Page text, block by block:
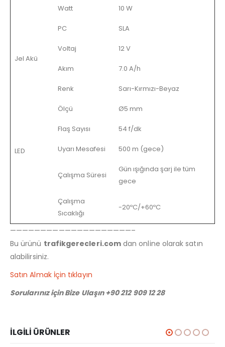
Watt 10 W
PC SLA
Jel Akü
Voltaj 12 V
Akım 7.0 A/h
LED
Renk Sarı-Kırmızı-Beyaz
Ölçü Ø5 mm
Flaş Sayısı 54 f/dk
Uyarı Mesafesi 500 m (gece)
Çalışma Süresi
Gün ışığında şarj ile tüm
gece
Çalışma
Sıcaklığı
-20ºC/+60ºC
————————————————————–
Bu ürünü trafikgerecleri.comdan online olarak satın
alabilirsiniz.
Satın Almak İçin tıklayın
Sorularınız için Bize Ulaşın +90 212 909 12 28
İLGILI ÜRÜNLER